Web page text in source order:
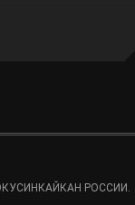
РОССИИ.